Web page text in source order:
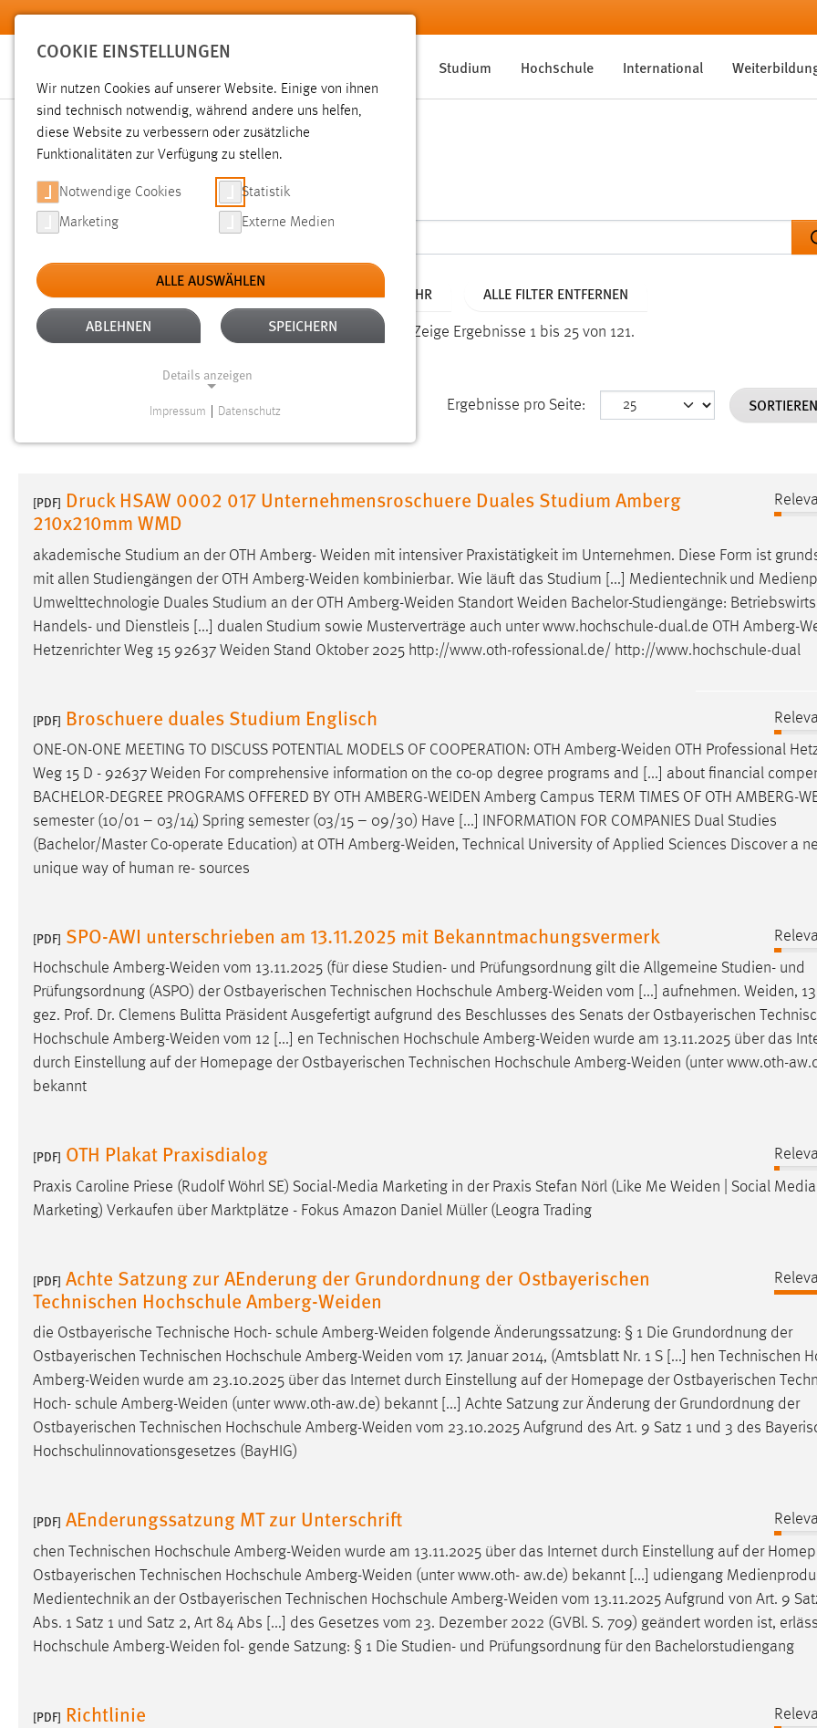
Zum Hauptinhalt springen
Studium Hochschule International
SUCHE
Aktive Filter: TYP: DATEIEN ALTER: 6 MONATE BIS 1 JAHR ALLE FILTER ENTFERNEN
Gesucht nach "weide". Es wurden 121 Ergebnisse gefunden. Zeige Ergebnisse 1 bis 25 von 121.
Ergebnisse pro Seite:
[PDF] Druck HSAW 0002 017 Unternehmensroschuere Duales Studium Amberg
210x210mm WMD
akademische Studium an der OTH Amberg- Weiden mit intensiver Praxistätigkeit im Unternehmen. Diese Form ist
mit allen Studiengängen der OTH Amberg-Weiden kombinierbar. Wie läuft das Studium [...] Medientechnik und
Umwelttechnologie Duales Studium an der OTH Amberg-Weiden Standort Weiden Bachelor-Studiengänge:
Handels- und Dienstleis [...] dualen Studium sowie Musterverträge auch unter www.hochschule-dual.de OTH Amberg-
Hetzenrichter Weg 15 92637 Weiden Stand Oktober 2025 http://www.oth-rofessional.de/ http://www.hochschule-dual
[PDF] Broschuere duales Studium Englisch
ONE-ON-ONE MEETING TO DISCUSS POTENTIAL MODELS OF COOPERATION: OTH Amberg-Weiden OTH Professional
Weg 15 D - 92637 Weiden For comprehensive information on the co-op degree programs and [...] about financial
BACHELOR-DEGREE PROGRAMS OFFERED BY OTH AMBERG-WEIDEN Amberg Campus TERM TIMES OF OTH AMBERG-
semester (10/01 – 03/14) Spring semester (03/15 – 09/30) Have [...] INFORMATION FOR COMPANIES Dual Studies
(Bachelor/Master Co-operate Education) at OTH Amberg-Weiden, Technical University of Applied Sciences Discover a
unique way of human re- sources
[PDF] SPO-AWI unterschrieben am 13.11.2025 mit Bekanntmachungsvermerk
Hochschule Amberg-Weiden vom 13.11.2025 (für diese Studien- und Prüfungsordnung gilt die Allgemeine Studien- und
Prüfungsordnung (ASPO) der Ostbayerischen Technischen Hochschule Amberg-Weiden vom [...] aufnehmen. Weiden,
gez. Prof. Dr. Clemens Bulitta Präsident Ausgefertigt aufgrund des Beschlusses des Senats der Ostbayerischen
Hochschule Amberg-Weiden vom 12 [...] en Technischen Hochschule Amberg-Weiden wurde am 13.11.2025 über das
durch Einstellung auf der Homepage der Ostbayerischen Technischen Hochschule Amberg-Weiden (unter www.oth-
bekannt
[PDF] OTH Plakat Praxisdialog
Praxis Caroline Priese (Rudolf Wöhrl SE) Social-Media Marketing in der Praxis Stefan Nörl (Like Me Weiden | Social Media
Marketing) Verkaufen über Marktplätze - Fokus Amazon Daniel Müller (Leogra Trading
[PDF] Achte Satzung zur AEnderung der Grundordnung der Ostbayerischen
Technischen Hochschule Amberg-Weiden
die Ostbayerische Technische Hoch- schule Amberg-Weiden folgende Änderungssatzung: § 1 Die Grundordnung der
Ostbayerischen Technischen Hochschule Amberg-Weiden vom 17. Januar 2014, (Amtsblatt Nr. 1 S [...] hen Technischen
Amberg-Weiden wurde am 23.10.2025 über das Internet durch Einstellung auf der Homepage der Ostbayerischen
Hoch- schule Amberg-Weiden (unter www.oth-aw.de) bekannt [...] Achte Satzung zur Änderung der Grundordnung der
Ostbayerischen Technischen Hochschule Amberg-Weiden vom 23.10.2025 Aufgrund des Art. 9 Satz 1 und 3 des
Hochschulinnovationsgesetzes (BayHIG)
[PDF] AEnderungssatzung MT zur Unterschrift
chen Technischen Hochschule Amberg-Weiden wurde am 13.11.2025 über das Internet durch Einstellung auf der
Ostbayerischen Technischen Hochschule Amberg-Weiden (unter www.oth- aw.de) bekannt [...] udiengang
Medientechnik an der Ostbayerischen Technischen Hochschule Amberg-Weiden vom 13.11.2025 Aufgrund von Art. 9
Abs. 1 Satz 1 und Satz 2, Art 84 Abs [...] des Gesetzes vom 23. Dezember 2022 (GVBl. S. 709) geändert worden ist,
Hochschule Amberg-Weiden fol- gende Satzung: § 1 Die Studien- und Prüfungsordnung für den Bachelorstudiengang
[PDF] Richtlinie
COOKIE EINSTELLUNGEN
Wir nutzen Cookies auf unserer Website. Einige von ihnen
sind technisch notwendig, während andere uns helfen,
diese Website zu verbessern oder zusätzliche
Funktionalitäten zur Verfügung zu stellen.
Notwendige Cookies Statistik
Marketing Externe Medien
ALLE AUSWÄHLEN
ABLEHNEN SPEICHERN
Details anzeigen
Website erforderlich.
Einverständnis
Name: cookie_consent
Zweck:
ausgewählten Einverständnis-Optionen
des Benutzers
Performance
Name: staticfilecache
Zweck:
Für performante Seitenauslieferung wird
in diesem Cookie gespeichert, ob man
eingeloggt ist.
Name: site-language-preference
Zweck:
Das Cookie speichert die gewählte
Sprache der Website.
Cookie Laufzeit: 30 Tage
Chat
5e9dbeb1811c0446
Zweck:
Wird benötigt um die Chatfunktion
nutzen zu können.
Sitzungslaufzeit, mibew_locale = 3
Jahre, MIBEW_UserID = 1 Jahr
Login
Name: fe_user, be_user, be_lastLoginProvider
Zweck:
Dieser Cookie ist notwendig um sich an
der Website einloggen zu können.
STATISTIK
Statistik Cookies erfassen Informationen anonym.
Diese Informationen helfen uns zu verstehen, wie
unsere Besucher unsere Website nutzen.
Name:
Impressum Datenschutz